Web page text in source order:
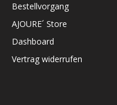
Bestellvorgang
AJOURE´ Store
Dashboard
Vertrag widerrufen